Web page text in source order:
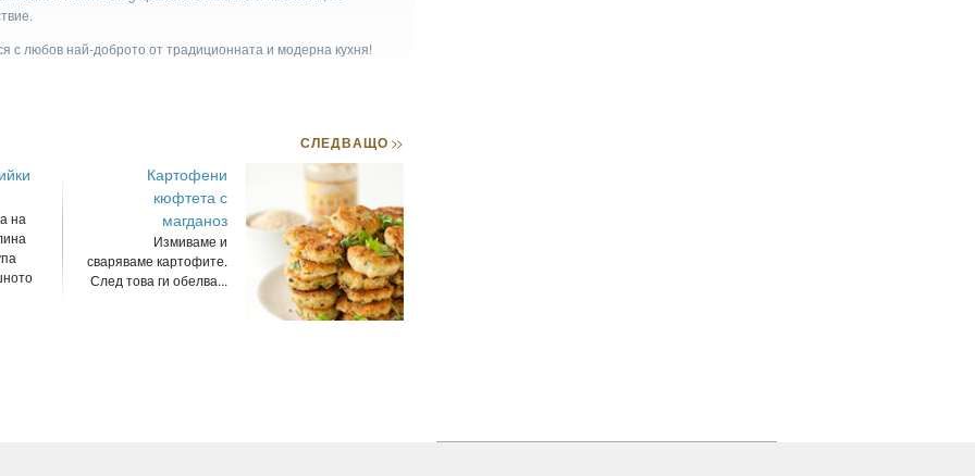
с любов най-доброто от традиционната и модерна кухня!
на
СЛЕДВАЩО>>
Картофени
кюфтета с
магданоз
Измиваме и
сваряваме картофите.
След това ги обелва...